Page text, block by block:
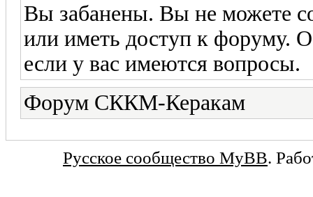
Вы забанены. Вы не можете
или иметь доступ к форуму.
если у вас имеются вопросы.
Форум СККМ-Керакам
Русское сообщество MyBB.